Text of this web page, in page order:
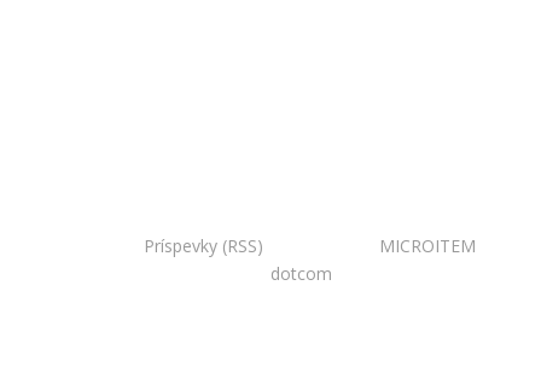
Príspevky (RSS) MICROITEM
dotcom